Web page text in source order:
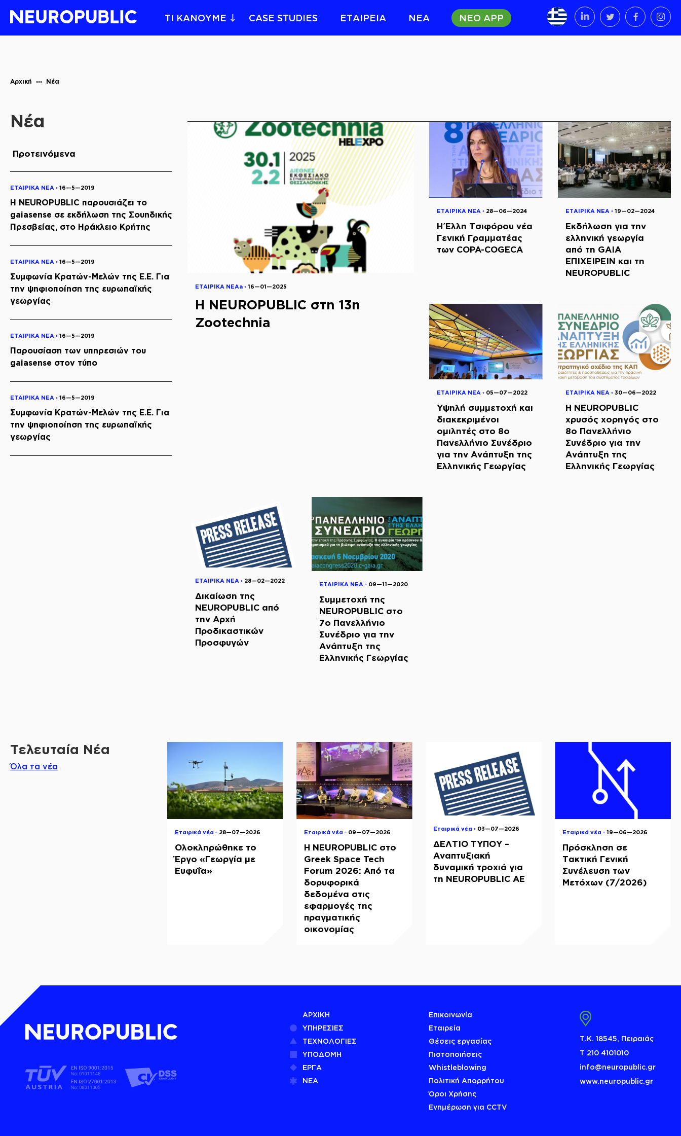
ΤΙ ΚΑΝΟΥΜΕ CASE STUDIES ΕΤΑΙΡΕΙΑ ΝΕΑ ΝΕΟ APP
Αρχική Νέα
Νέα
Προτεινόμενα
ΕΤΑΙΡΙΚΑ ΝΕΑ ◦ 16—5—2019
Η NEUROPUBLIC παρουσιάζει το
gaiasense σε εκδήλωση της Σουηδικής
Πρεσβείας, στο Ηράκλειο Κρήτης
ΕΤΑΙΡΙΚΑ ΝΕΑ ◦ 16—5—2019
Συμφωνία Κρατών-Μελών της Ε.Ε. Για
την ψηφιοποίηση της ευρωπαϊκής
γεωργίας
ΕΤΑΙΡΙΚΑ ΝΕΑ ◦ 16—5—2019
Παρουσίαση των υπηρεσιών του
gaiasense στον τύπο
ΕΤΑΙΡΙΚΑ ΝΕΑ ◦ 16—5—2019
Συμφωνία Κρατών-Μελών της Ε.Ε. Για
την ψηφιοποίηση της ευρωπαϊκής
γεωργίας
ΕΤΑΙΡΙΚΑ ΝΕΑa ◦ 16—01—2025
Η NEUROPUBLIC στη 13η
Zootechnia
ΕΤΑΙΡΙΚΑ ΝΕΑ ◦ 28—06—2024
Η Έλλη Τσιφόρου νέα
Γενική Γραμματέας
των COPA-COGECA
ΕΤΑΙΡΙΚΑ ΝΕΑ ◦ 19—02—2024
Εκδήλωση για την
ελληνική γεωργία
από τη GAIA
ΕΠΙΧΕΙΡΕΙΝ και τη
NEUROPUBLIC
ΕΤΑΙΡΙΚΑ ΝΕΑ ◦ 05—07—2022
Υψηλή συμμετοχή και
διακεκριμένοι
ομιλητές στο 8ο
Πανελλήνιο Συνέδριο
για την Ανάπτυξη της
Ελληνικής Γεωργίας
ΕΤΑΙΡΙΚΑ ΝΕΑ ◦ 30—06—2022
Η ΝΕUROPUBLIC
χρυσός χορηγός στο
8ο Πανελλήνιο
Συνέδριο για την
Ανάπτυξη της
Ελληνικής Γεωργίας
ΕΤΑΙΡΙΚΑ ΝΕΑ ◦ 28—02—2022
Δικαίωση της
NEUROPUBLIC από
την Αρχή
Προδικαστικών
Προσφυγών
ΕΤΑΙΡΙΚΑ ΝΕΑ ◦ 09—11—2020
Συμμετοχή της
NEUROPUBLIC στο
7ο Πανελλήνιο
Συνέδριο για την
Ανάπτυξη της
Ελληνικής Γεωργίας
Τελευταία Νέα
Όλα τα νέα
Εταιρικά νέα ◦ 28—07—2026
Ολοκληρώθηκε το
Έργο «Γεωργία με
Ευφυΐα»
Εταιρικά νέα ◦ 09—07—2026
Η NEUROPUBLIC στο
Greek Space Tech
Forum 2026: Από τα
δορυφορικά
δεδομένα στις
εφαρμογές της
πραγματικής
οικονομίας
Εταιρικά νέα ◦ 03—07—2026
ΔΕΛΤΙΟ ΤΥΠΟΥ –
Αναπτυξιακή
δυναμική τροχιά για
τη NEUROPUBLIC ΑΕ
Εταιρικά νέα ◦19—06—2026
Πρόσκληση σε
Τακτική Γενική
Συνέλευση των
Μετόχων (7/2026)
ΑΡΧΙΚΗ
ΥΠΗΡΕΣΙΕΣ
ΤΕΧΝΟΛΟΓΙΕΣ
ΥΠΟΔΟΜΗ
ΕΡΓΑ
ΝΕΑ
Επικοινωνία
Εταιρεία
Θέσεις εργασίας
Πιστοποιήσεις
Whistleblowing
Πολιτική Απορρήτου
Όροι Χρήσης
Ενημέρωση για CCTV
Τ.Κ. 18545, Πειραιάς
Τ 210 4101010
info@neuropublic.gr
www.neuropublic.gr